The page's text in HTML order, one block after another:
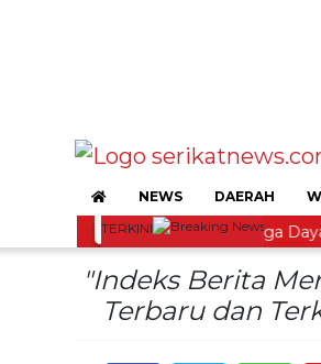
NEWS DAERAH
TERKINI
Lestarikan Tradisi Leluhur, Warga
"Indeks Berita
Terbaru dan